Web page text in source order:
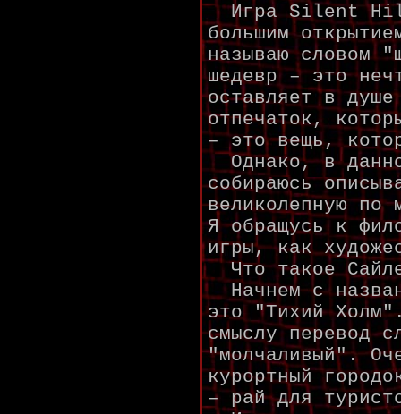
Игра Silent Hill
большим
называю словом
шедевр – это
оставляет в
отпечаток,
– это вещь,
Однако, в
собираюсь
великолепную по
Я обращусь к
игры, как
Что такое
Начнем с
это "Тихий
смыслу перевод
"молчаливый".
курортный
– рай для